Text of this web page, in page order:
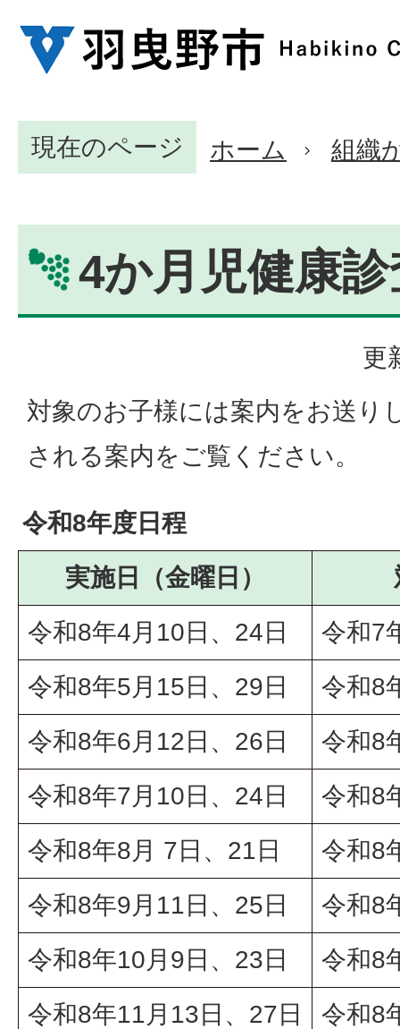
現在のページ ホーム 組織
4か月児健康
更
対象のお子様には案内をお送り
される案内をご覧ください。
令和8年度日程
実施日（金曜日）
令和8年4月10日、24日
令和7
令和8年5月15日、29日
令和8
令和8年6月12日、26日
令和8
令和8年7月10日、24日
令和8
令和8年8月 7日、21日
令和8
令和8年9月11日、25日
令和8
令和8年10月9日、23日
令和8
令和8年11月13日、27日
令和8